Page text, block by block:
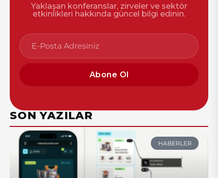
Yaklaşan konferanslar, zirveler ve sektör
etkinlikleri hakkında güncel bilgi edinin.
Abone Ol
SON YAZILAR
HABERLER